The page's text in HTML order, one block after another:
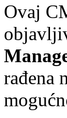
Ovaj
rađena